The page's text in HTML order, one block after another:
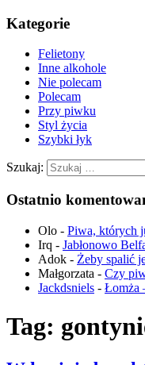
Kategorie
Felietony
Inne alkohole
Nie polecam
Polecam
Przy piwku
Styl życia
Szybki łyk
Szukaj:
Ostatnio
Olo - Piwa, których
Irq - Jabłonowo
Adok - Żeby spalić
Małgorzata - Czy
Jackdsniels - Łomża
Tag: